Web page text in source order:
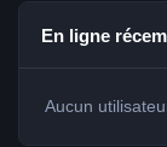
En ligne
Aucun